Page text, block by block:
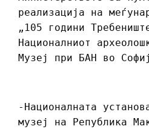
реализација на
„105 години
Националниот
Музеј при БАН во
-Националната
музеј на Република